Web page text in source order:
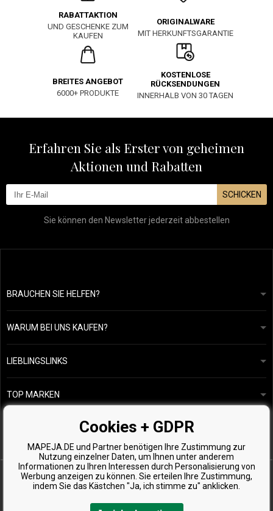
RABATTAKTION
UND GESCHENKE ZUM
KAUFEN
ORIGINALWARE
MIT HERKUNFTSGARANTIE
BREITES ANGEBOT
6000+ PRODUKTE
KOSTENLOSE
RÜCKSENDUNGEN
INNERHALB VON 30 TAGEN
Erfahren Sie als Erster von geheimen
Aktionen und Rabatten
SCHICKEN
Sie können den Newsletter jederzeit abbestellen
BRAUCHEN SIE HELFEN?
info@mapeja.de
Wir werden innerhalb von 24 Stunden antworten.
WARUM BEI UNS KAUFEN?
Allgemeine geschäftsbedingungen
Datenschutzerklärung
Übersicht über Zahlungen und Versand
Rückgabe von Waren
LIEBLINGSLINKS
Unsere Geschichte
Kostenlose Produktproben
TOP MARKEN
Kérastase
Wella Professionals
Zenz Organic
Cookies + GDPR
MAPEJA.DE und Partner benötigen Ihre Zustimmung zur
Nutzung einzelner Daten, um Ihnen unter anderem
Informationen zu Ihren Interessen durch Personalisierung von
Werbung anzeigen zu können. Sie erteilen Ihre Zustimmung,
indem Sie das Kästchen "Ja, ich stimme zu" anklicken.